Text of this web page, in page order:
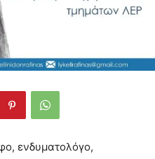
ενδυματολόγο,